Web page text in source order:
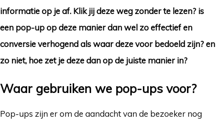
informatie op je af. Klik jij deze weg zonder te lezen? is
een pop-up op deze manier dan wel zo effectief en
conversie verhogend als waar deze voor bedoeld zijn? en
zo niet, hoe zet je deze dan op de juiste manier in?
Waar gebruiken we pop-ups voor?
Pop-ups zijn er om de aandacht van de bezoeker nog